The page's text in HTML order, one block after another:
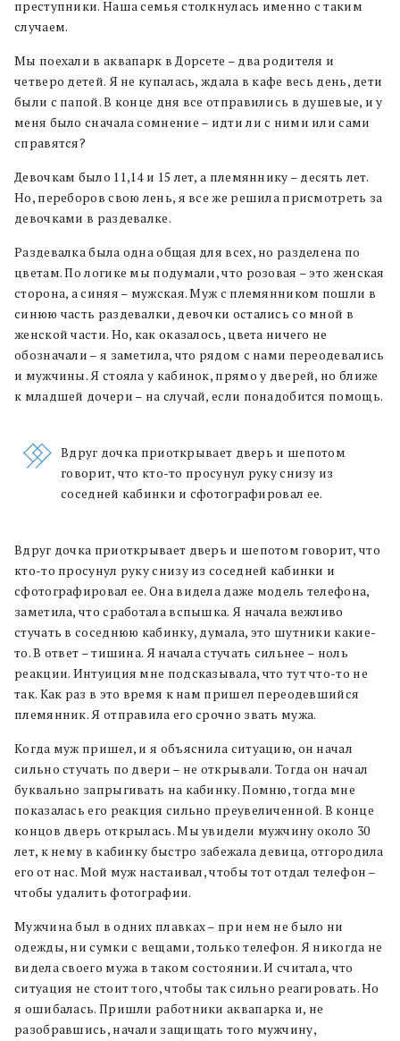
преступники. Наша семья столкнулась именно с таким
случаем.
Мы поехали в аквапарк в Дорсете – два родителя и
четверо детей. Я не купалась, ждала в кафе весь день, дети
были с папой. В конце дня все отправились в душевые, и у
меня было сначала сомнение – идти ли с ними или сами
справятся?
Девочкам было 11,14 и 15 лет, а племяннику – десять лет.
Но, переборов свою лень, я все же решила присмотреть за
девочками в раздевалке.
Раздевалка была одна общая для всех, но разделена по
цветам. По логике мы подумали, что розовая – это женская
сторона, а синяя – мужская. Муж с племянником пошли в
синюю часть раздевалки, девочки остались со мной в
женской части. Но, как оказалось, цвета ничего не
обозначали – я заметила, что рядом с нами переодевались
и мужчины. Я стояла у кабинок, прямо у дверей, но ближе
к младшей дочери – на случай, если понадобится помощь.
Вдруг дочка приоткрывает дверь и шепотом
говорит, что кто-то просунул руку снизу из
соседней кабинки и сфотографировал ее.
Вдруг дочка приоткрывает дверь и шепотом говорит, что
кто-то просунул руку снизу из соседней кабинки и
сфотографировал ее. Она видела даже модель телефона,
заметила, что сработала вспышка. Я начала вежливо
стучать в соседнюю кабинку, думала, это шутники какие-
то. В ответ – тишина. Я начала стучать сильнее – ноль
реакции. Интуиция мне подсказывала, что тут что-то не
так. Как раз в это время к нам пришел переодевшийся
племянник. Я отправила его срочно звать мужа.
Когда муж пришел, и я объяснила ситуацию, он начал
сильно стучать по двери – не открывали. Тогда он начал
буквально запрыгивать на кабинку. Помню, тогда мне
показалась его реакция сильно преувеличенной. В конце
концов дверь открылась. Мы увидели мужчину около 30
лет, к нему в кабинку быстро забежала девица, отгородила
его от нас. Мой муж настаивал, чтобы тот отдал телефон –
чтобы удалить фотографии.
Мужчина был в одних плавках – при нем не было ни
одежды, ни сумки с вещами, только телефон. Я никогда не
видела своего мужа в таком состоянии. И считала, что
ситуация не стоит того, чтобы так сильно реагировать. Но
я ошибалась. Пришли работники аквапарка и, не
разобравшись, начали защищать того мужчину,